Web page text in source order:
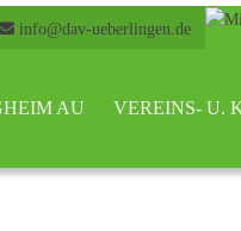
info@dav-ueberlingen.de
AU VEREINS- U.